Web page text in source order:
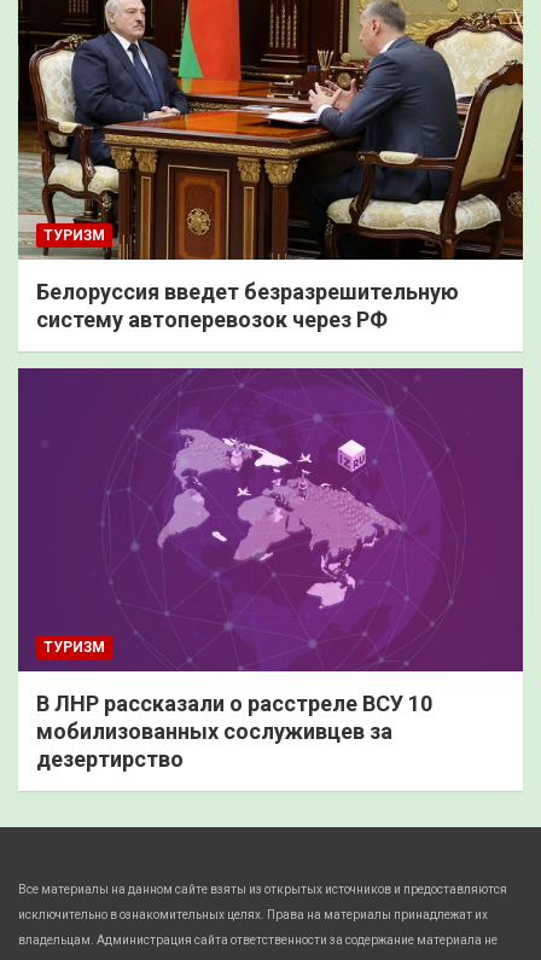
ТУРИЗМ
Белоруссия введет безразрешительную
систему автоперевозок через РФ
ТУРИЗМ
В ЛНР рассказали о расстреле ВСУ 10
мобилизованных сослуживцев за
дезертирство
Все материалы на данном сайте взяты из открытых источников и предоставляются
исключительно в ознакомительных целях. Права на материалы принадлежат их
владельцам. Администрация сайта ответственности за содержание материала не